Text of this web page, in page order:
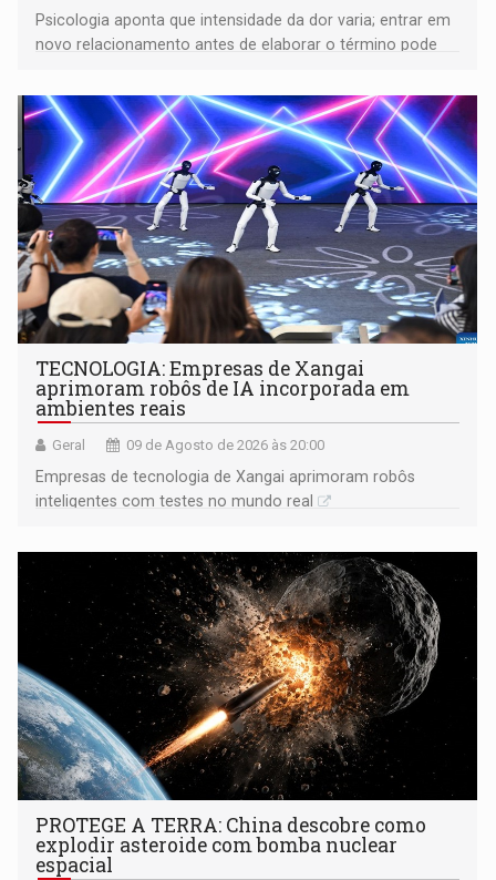
Psicologia aponta que intensidade da dor varia; entrar em
novo relacionamento antes de elaborar o término pode
TECNOLOGIA: Empresas de Xangai
aprimoram robôs de IA incorporada em
ambientes reais
Geral 09 de Agosto de 2026 às 20:00
Empresas de tecnologia de Xangai aprimoram robôs
inteligentes com testes no mundo real
PROTEGE A TERRA: China descobre como
explodir asteroide com bomba nuclear
espacial